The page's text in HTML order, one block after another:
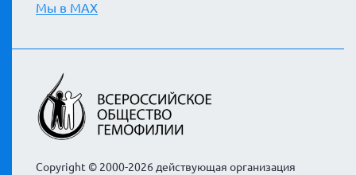
Мы в MAX
Copyright © 2000-2026 действующая организация